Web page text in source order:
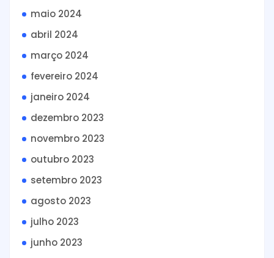
maio 2024
abril 2024
março 2024
fevereiro 2024
janeiro 2024
dezembro 2023
novembro 2023
outubro 2023
setembro 2023
agosto 2023
julho 2023
junho 2023